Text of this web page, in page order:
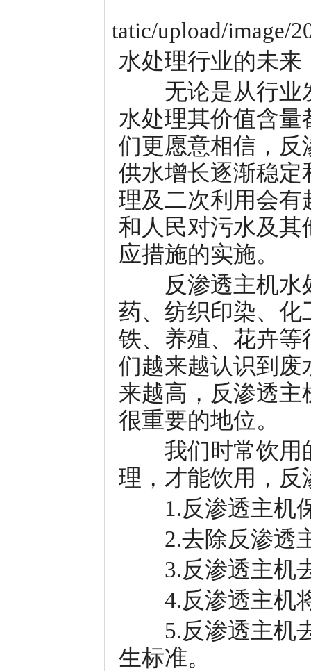
水处理行业的未来
无论是从行业发
水处理其价值含量
们更愿意相信，反
供水增长逐渐稳定
理及二次利用会有
和人民对污水及其
应措施的实施。
反渗透主机水处
药、纺织印染、化
铁、养殖、花卉等
们越来越认识到废
来越高，反渗透
很重要的地位。
我们时常饮用的
理，才能饮用，反
1.反渗透主机保
2.去除反渗透主
3.反渗透主机去
4.反渗透主机将
5.反渗透主机去
生标准。